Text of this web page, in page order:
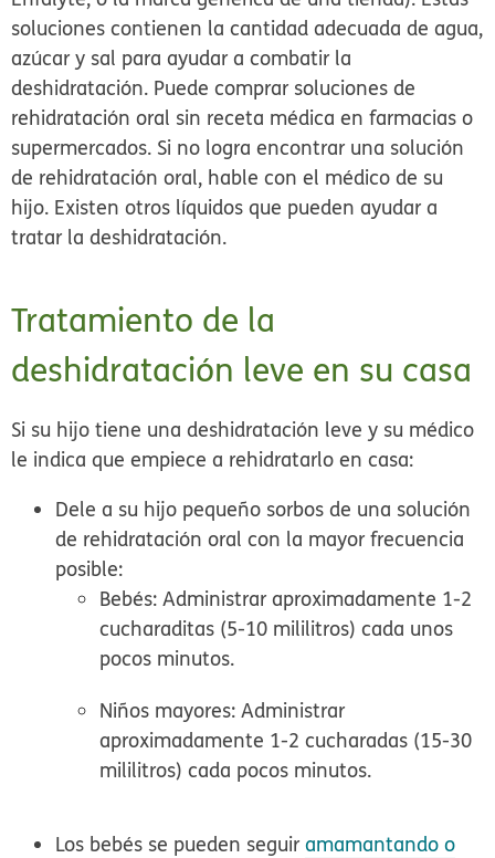
soluciones contienen la cantidad adecuada de agua,
azúcar y sal para ayudar a combatir la
deshidratación. Puede comprar soluciones de
rehidratación oral sin receta médica en farmacias o
supermercados. Si no logra encontrar una solución
de rehidratación oral, hable con el médico de su
hijo. Existen otros líquidos que pueden ayudar a
tratar la deshidratación.
Tratamiento de la
deshidratación leve en su casa
Si su hijo tiene una deshidratación leve y su médico
le indica que empiece a rehidratarlo en casa:
Dele a su hijo pequeño sorbos de una solución
de rehidratación oral con la mayor frecuencia
posible:
Bebés: Administrar aproximadamente 1-2
cucharaditas (5-10 mililitros) cada unos
pocos minutos.
Niños mayores:Administrar
aproximadamente 1-2 cucharadas (15-30
mililitros) cada pocos minutos.
Los bebés se pueden seguiramamantando o